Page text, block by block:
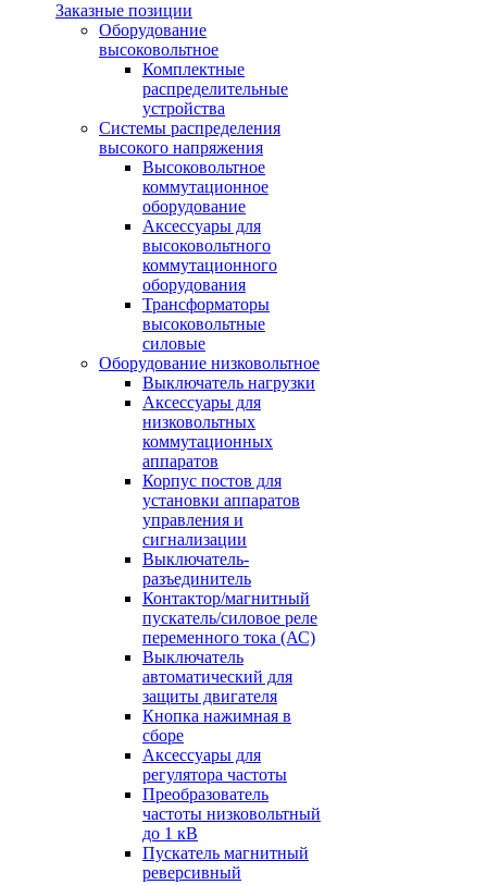
Заказные позиции
Оборудование
высоковольтное
Комплектные
распределительные
устройства
Системы распределения
высокого напряжения
Высоковольтное
коммутационное
оборудование
Аксессуары для
высоковольтного
коммутационного
оборудования
Трансформаторы
высоковольтные
силовые
Оборудование низковольтное
Выключатель нагрузки
Аксессуары для
низковольтных
коммутационных
аппаратов
Корпус постов для
установки аппаратов
управления и
сигнализации
Выключатель-
разъединитель
Контактор/магнитный
пускатель/силовое реле
переменного тока (АС)
Выключатель
автоматический для
защиты двигателя
Кнопка нажимная в
сборе
Аксессуары для
регулятора частоты
Преобразователь
частоты низковольтный
до 1 кВ
Пускатель магнитный
реверсивный